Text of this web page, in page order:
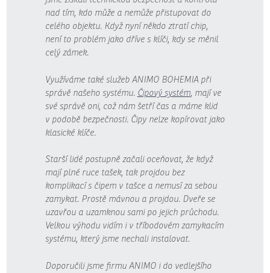
nad tím, kdo může a nemůže přistupovat do
celého objektu. Když nyní někdo ztratí chip,
není to problém jako dříve s klíči, kdy se měnil
celý zámek.
Využíváme také služeb ANIMO BOHEMIA při
správě našeho systému. Čipový systém, mají ve
své správě oni, což nám šetří čas a máme klid
v podobě bezpečnosti. Čipy nelze kopírovat jako
klasické klíče.
Starší lidé postupně začali oceňovat, že když
mají plné ruce tašek, tak projdou bez
komplikací s čipem v tašce a nemusí za sebou
zamykat. Prostě mávnou a projdou. Dveře se
uzavřou a uzamknou sami po jejich průchodu.
Velkou výhodu vidím i v tříbodovém zamykacím
systému, který jsme nechali instalovat.
Doporučili jsme firmu ANIMO i do vedlejšího